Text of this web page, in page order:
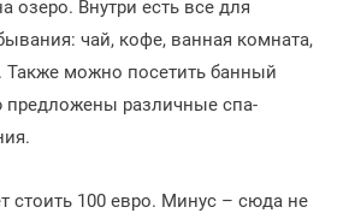
озеро. Внутри есть все для
чай, кофе, ванная комната,
Также можно посетить банный
различные спа-
стоить 100 евро. Минус – сюда не